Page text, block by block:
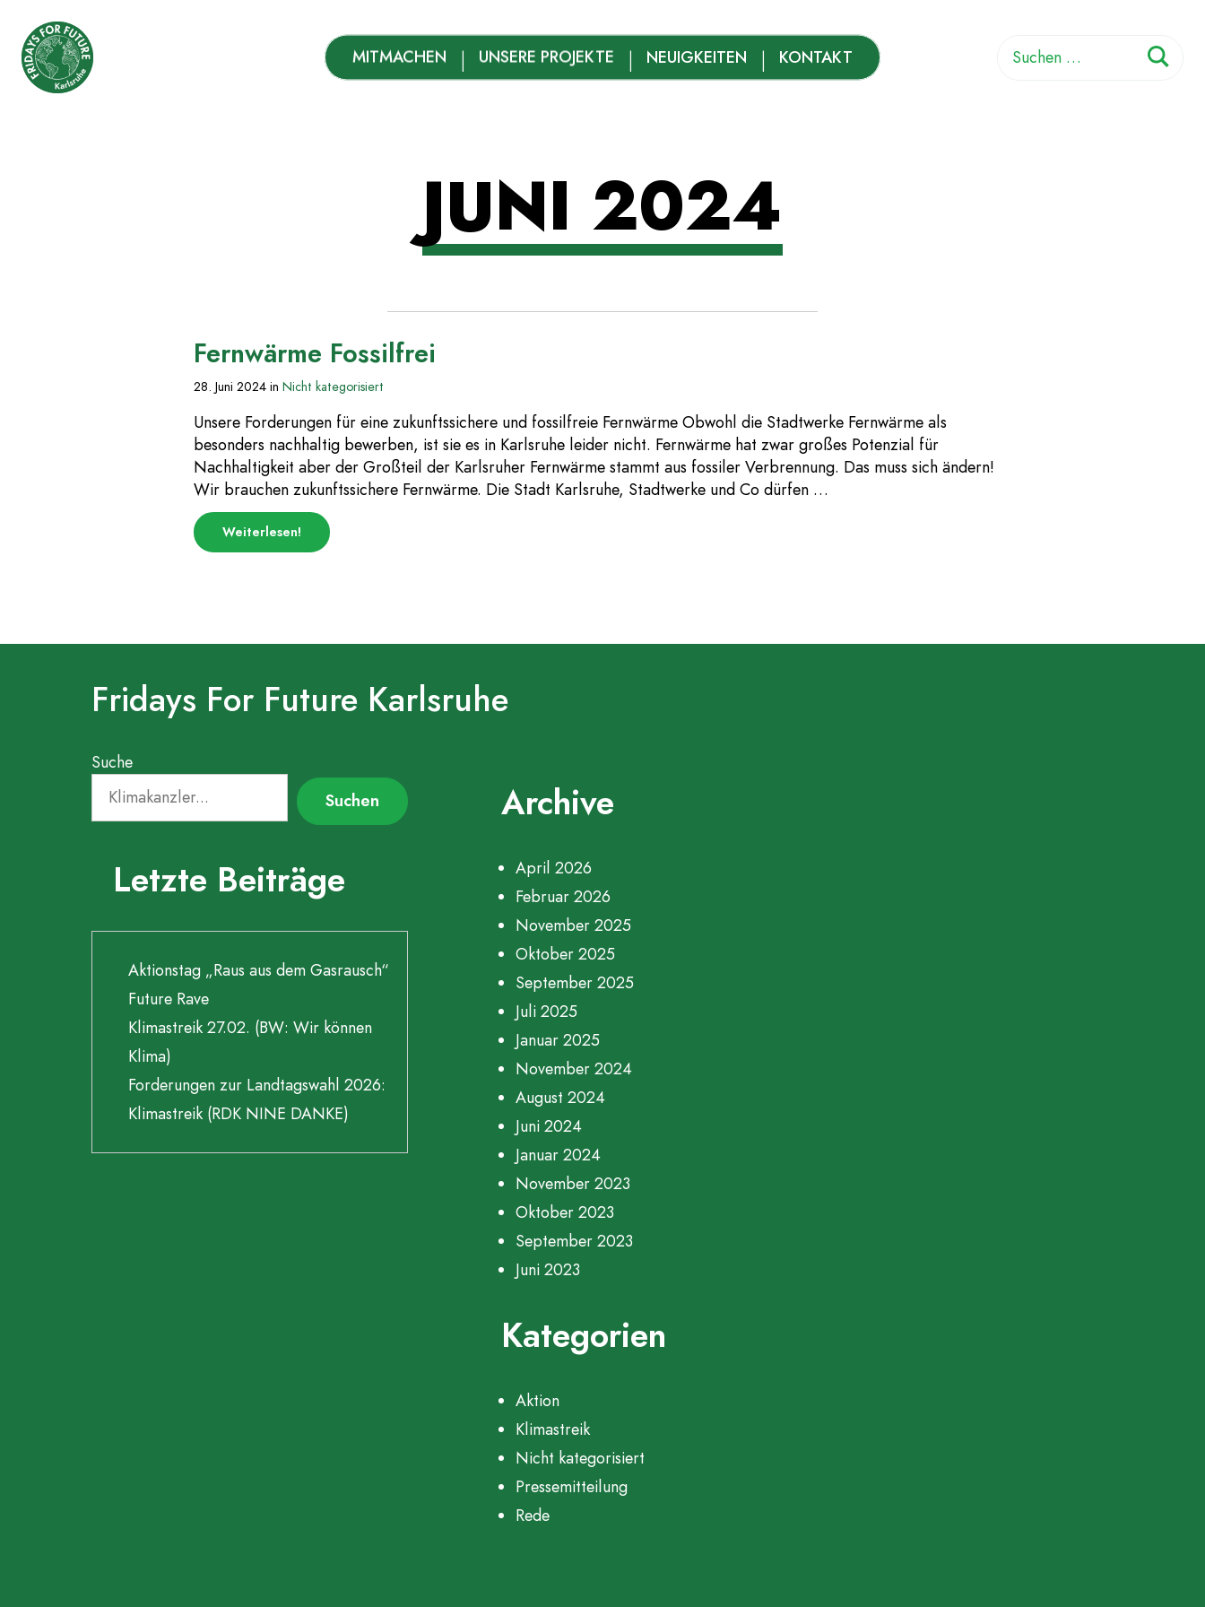
Fridays For Future Karlsruhe
MITMACHEN UNSERE PROJEKTE NEUIGKEITEN KONTAKT
Suchen
nach:
JUNI 2024
Fernwärme Fossilfrei
28. Juni 2024 in Nicht kategorisiert
Unsere Forderungen für eine zukunftssichere und fossilfreie Fernwärme Obwohl die Stadtwerke Fernwärme als
besonders nachhaltig bewerben, ist sie es in Karlsruhe leider nicht. Fernwärme hat zwar großes Potenzial für
Nachhaltigkeit aber der Großteil der Karlsruher Fernwärme stammt aus fossiler Verbrennung. Das muss sich ändern!
Wir brauchen zukunftssichere Fernwärme. Die Stadt Karlsruhe, Stadtwerke und Co dürfen …
Weiterlesenüber
„Fernwärme
!
Fridays For Future Karlsruhe
Suche
Suchen
Letzte Beiträge
Aktionstag „Raus aus dem Gasrausch“
Future Rave
Klimastreik 27.02. (BW: Wir können
Klima)
Forderungen zur Landtagswahl 2026:
Klimastreik (RDK NINE DANKE)
Archive
April 2026
Februar 2026
November 2025
Oktober 2025
September 2025
Juli 2025
Januar 2025
November 2024
August 2024
Juni 2024
Januar 2024
November 2023
Oktober 2023
September 2023
Juni 2023
Kategorien
Aktion
Klimastreik
Nicht kategorisiert
Pressemitteilung
Rede